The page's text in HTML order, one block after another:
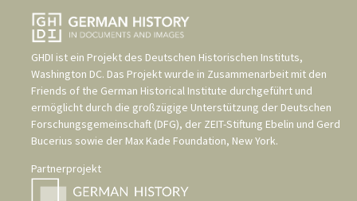
GHDI ist ein Projekt des Deutschen Historischen Instituts,
Washington DC. Das Projekt wurde in Zusammenarbeit mit den
Friends of the German Historical Institute durchgeführt und
ermöglicht durch die großzügige Unterstützung der Deutschen
Forschungsgemeinschaft (DFG), der ZEIT-Stiftung Ebelin und Gerd
Bucerius sowie der Max Kade Foundation, New York.
Partnerprojekt